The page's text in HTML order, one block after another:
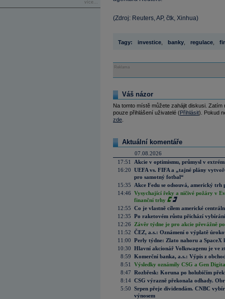
více...
(Zdroj: Reuters, AP, čtk, Xinhua)
Tagy: investice banky regulace
Reklama
Váš názor
Na tomto místě můžete zahájit diskusi.
pouze přihlášení uživatelé (Přihlásit). Pokud
zde
Aktuální komentáře
07.08.2026
17:51
Akcie v optimismu, průmysl v
16:20 UEFA vs. FIFA a „tajné plány
pro samotný fotbal“
15:35
Akce Fedu se odsouvá, americký
14:46 Vysychající řeky a ničivé požáry v
finanční trhy
12:55 Co je vlastně cílem americké
12:35 Po raketovém růstu přichází
12:26
Závěr týdne je pro akcie převážně
11:52 ČEZ, a.s.: Oznámení o výplatě
11:00 Perly týdne: Zlato nahoru a SpaceX
10:30 Hlavní akcionář Volkswagenu je ve
8:59 Komerční banka, a.s.: Výpis z
8:51
Výsledky oznámily CSG a Gen
8:47 Rozbřesk: Koruna po holubičím
8:14 CSG výrazně překonala odhady.
5:50 Srpen přeje dividendám. CNBC
výnosem